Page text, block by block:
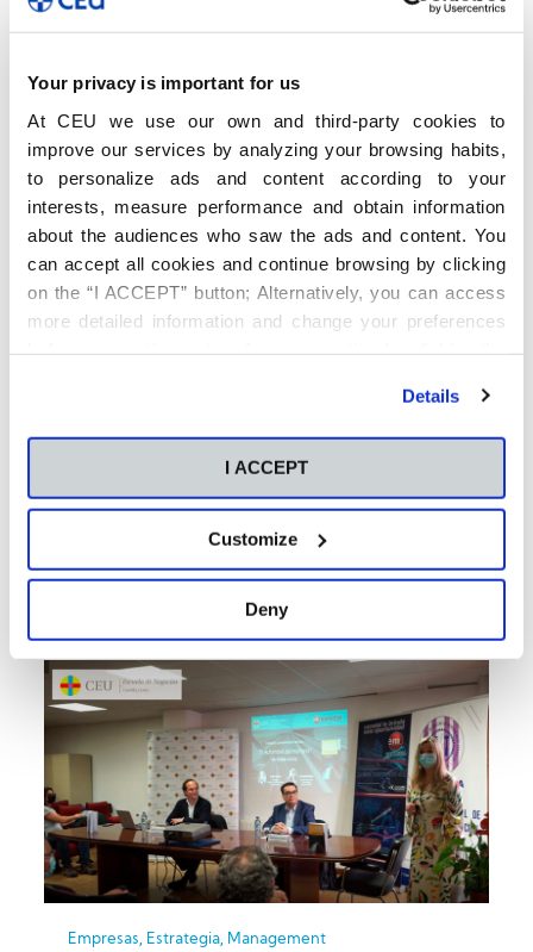
Your privacy is important for us
At CEU we use our own and third-party cookies to
improve our services by analyzing your browsing habits,
to personalize ads and content according to your
interests, measure performance and obtain information
about the audiences who saw the ads and content. You
can accept all cookies and continue browsing by clicking
on the “I ACCEPT” button; Alternatively, you can access
more detailed information and change your preferences
Details
I ACCEPT
Customize
Deny
La Escuela de Negocios CEU
Castilla y León inaugura los
Estrategia, Management
El valor está en el método
Empresas, Estrategia, Management